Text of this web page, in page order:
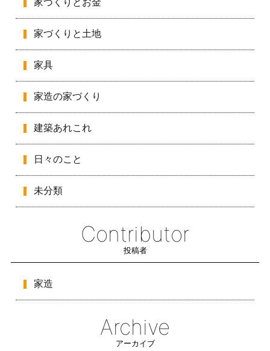
家づくりと土地
家具
家造の家づくり
建築あれこれ
日々のこと
未分類
Contributor
投稿者
家造
Archive
アーカイブ